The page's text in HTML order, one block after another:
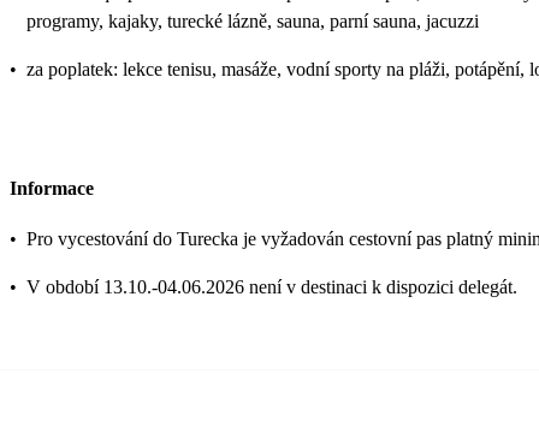
programy, kajaky, turecké lázně, sauna, parní sauna, jacuzzi
• za poplatek: lekce tenisu, masáže, vodní sporty na pláži,
Informace
• Pro vycestování do Turecka je vyžadován cestovní pas platný
• V období 13.10.-04.06.2026 není v destinaci k dispozici delegát.